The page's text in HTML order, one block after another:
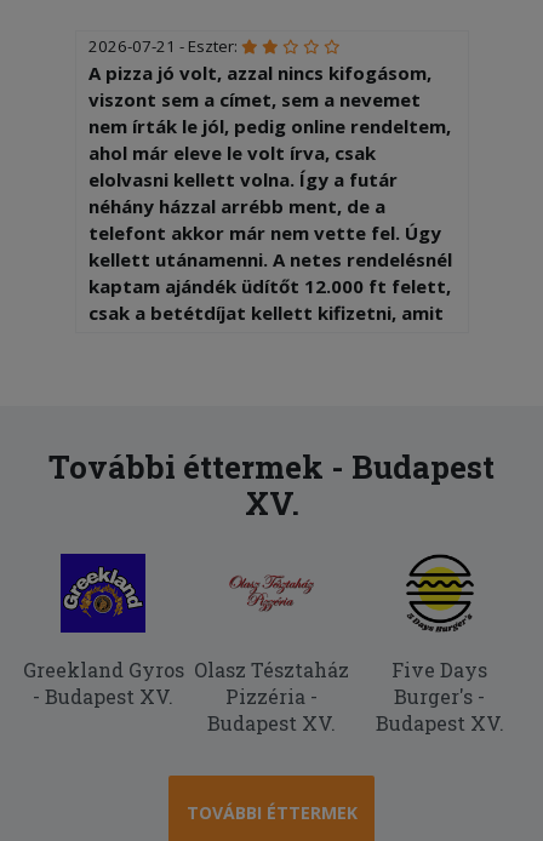
2026-07-21 - Eszter:
A pizza jó volt, azzal nincs kifogásom,
viszont sem a címet, sem a nevemet
nem írták le jól, pedig online rendeltem,
ahol már eleve le volt írva, csak
elolvasni kellett volna. Így a futár
néhány házzal arrébb ment, de a
telefont akkor már nem vette fel. Úgy
kellett utánamenni. A netes rendelésnél
kaptam ajándék üdítőt 12.000 ft felett,
csak a betétdíjat kellett kifizetni, amit
rég ettem ilyen jót
További éttermek - Budapest
XV.
Greekland Gyros
- Budapest XV.
Olasz Tésztaház
Pizzéria -
Budapest XV.
Five Days
Burger's -
Budapest XV.
TOVÁBBI ÉTTERMEK